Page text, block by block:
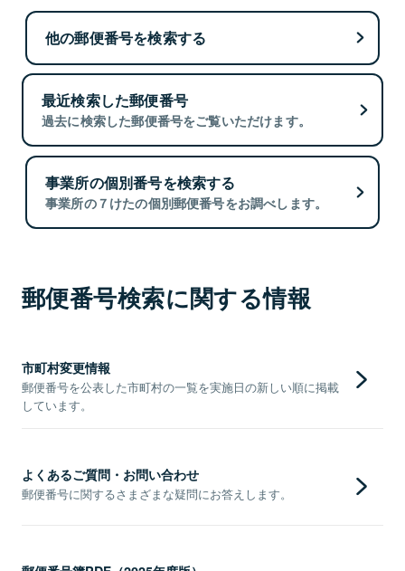
他の郵便番号を検索する
最近検索した郵便番号
過去に検索した郵便番号をご覧いただけます。
事業所の個別番号を検索する
事業所の７けたの個別郵便番号をお調べします。
郵便番号検索に関する情報
市町村変更情報
郵便番号を公表した市町村の一覧を実施日の新しい順に掲載
しています。
よくあるご質問・お問い合わせ
郵便番号に関するさまざまな疑問にお答えします。